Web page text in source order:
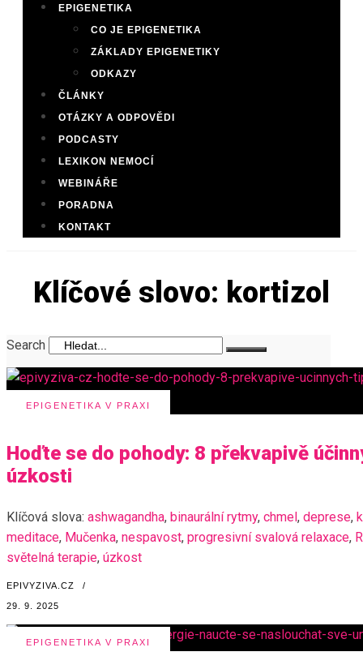
EPIGENETIKA
CO JE EPIGENETIKA
ZÁKLADY EPIGENETIKY
ODKAZY
ČLÁNKY
OTÁZKY A ODPOVĚDI
PODCASTY
LEXIKON NEMOCÍ
WEBINÁŘE
PORADNA
KONTAKT
Klíčové slovo: kortizol
Search
EPIGENETIKA V PRAXI
Hoďte se do pohody: 8 překvapivě
úzkosti
Klíčová slova: ashwagandha, binaurální rytmy, chmel, deprese,
meditace, Mučenka, nespavost, progresivní svalová relaxace,
světelná terapie, úzkost
EPIVYZIVA.CZ /
29. 9. 2025
EPIGENETIKA V PRAXI